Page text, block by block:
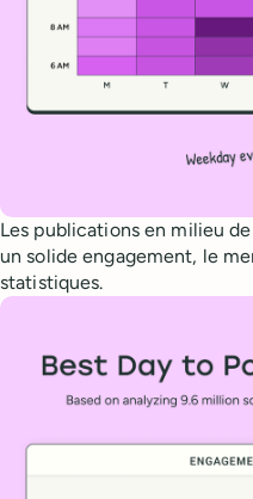
Les publications en milieu
un solide engagement, le
statistiques.